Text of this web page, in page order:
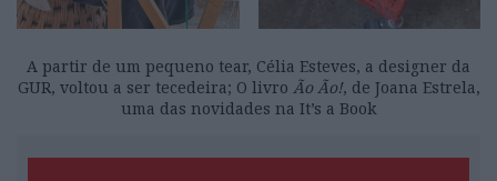
A partir de um pequeno tear, Célia Esteves, a designer da
GUR, voltou a ser tecedeira; O livro Ão Ão!, de Joana Estrela,
uma das novidades na It’s a Book